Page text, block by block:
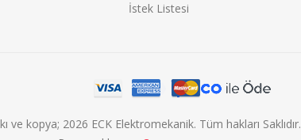
İstek Listesi
ve kopya; 2026 ECK Elektromekanik. Tüm hakları Saklıdır.